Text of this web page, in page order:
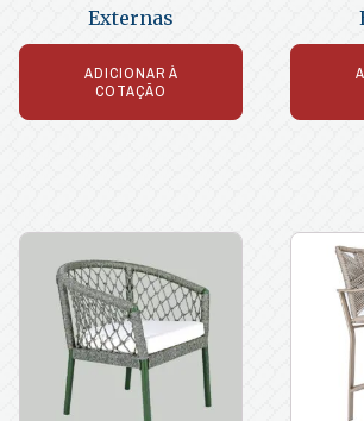
Externas
ADICIONAR À
COTAÇÃO